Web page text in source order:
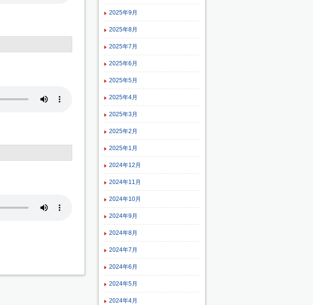
2025年9月
2025年8月
2025年7月
2025年6月
2025年5月
2025年4月
2025年3月
2025年2月
2025年1月
2024年12月
2024年11月
2024年10月
2024年9月
2024年8月
2024年7月
2024年6月
2024年5月
2024年4月